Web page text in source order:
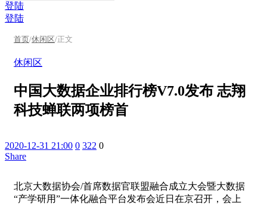
登陆
登陆
首页/休闲区/正文
休闲区
中国大数据企业排行榜V7.0发布 志翔
科技蝉联两项榜首
2020-12-31 21:00 0 322 0
Share
北京大数据协会/首席数据官联盟融合成立大会暨大数据
“产学研用”一体化融合平台发布会近日在京召开，会上